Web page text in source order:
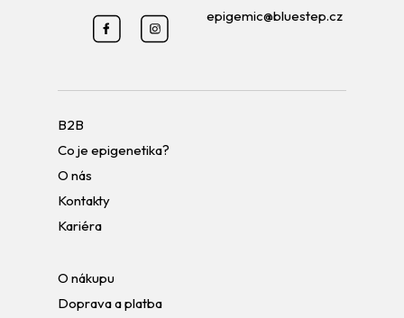
epigemic@bluestep.cz
B2B
Co je epigenetika?
O nás
Kontakty
Kariéra
O nákupu
Doprava a platba